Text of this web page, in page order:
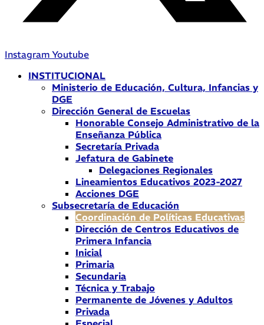
Instagram Youtube
INSTITUCIONAL
Ministerio de Educación, Cultura, Infancias y
DGE
Dirección General de Escuelas
Honorable Consejo Administrativo de la
Enseñanza Pública
Secretaría Privada
Jefatura de Gabinete
Delegaciones Regionales
Lineamientos Educativos 2023-2027
Acciones DGE
Subsecretaría de Educación
Coordinación de Políticas Educativas
Dirección de Centros Educativos de
Primera Infancia
Inicial
Primaria
Secundaria
Técnica y Trabajo
Permanente de Jóvenes y Adultos
Privada